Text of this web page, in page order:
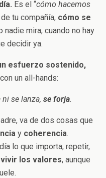
Es el “cómo hacemos
tu compañía, cómo se
nadie mira, cuando no hay
decidir ya.
esfuerzo sostenido,
un all-hands:
se lanza, se forja.
va de dos cosas que
y coherencia.
lo que importa, repetir,
vivir los valores, aunque